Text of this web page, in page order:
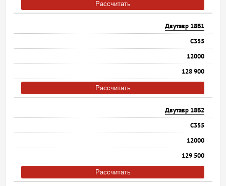
Рассчитать
Двутавр 18Б1
С355
12000
128 900
Рассчитать
Двутавр 18Б2
С355
12000
129 500
Рассчитать